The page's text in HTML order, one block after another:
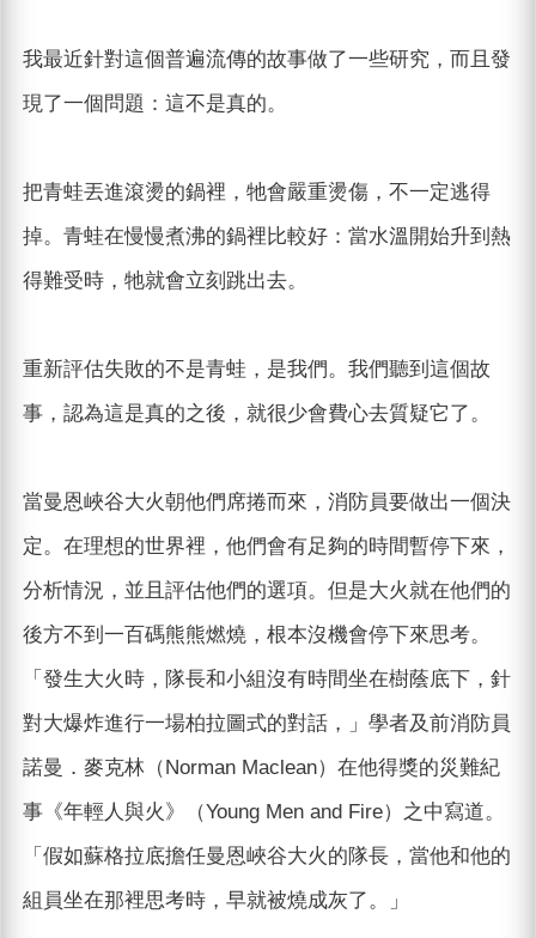
我最近針對這個普遍流傳的故事做了一些研究，而且發
現了一個問題：這不是真的。
把青蛙丟進滾燙的鍋裡，牠會嚴重燙傷，不一定逃得
掉。青蛙在慢慢煮沸的鍋裡比較好：當水溫開始升到熱
得難受時，牠就會立刻跳出去。
重新評估失敗的不是青蛙，是我們。我們聽到這個故
事，認為這是真的之後，就很少會費心去質疑它了。
當曼恩峽谷大火朝他們席捲而來，消防員要做出一個決
定。在理想的世界裡，他們會有足夠的時間暫停下來，
分析情況，並且評估他們的選項。但是大火就在他們的
後方不到一百碼熊熊燃燒，根本沒機會停下來思考。
「發生大火時，隊長和小組沒有時間坐在樹蔭底下，針
對大爆炸進行一場柏拉圖式的對話，」學者及前消防員
諾曼．麥克林（Norman Maclean）在他得獎的災難紀
事《年輕人與火》（Young Men and Fire）之中寫道。
「假如蘇格拉底擔任曼恩峽谷大火的隊長，當他和他的
組員坐在那裡思考時，早就被燒成灰了。」